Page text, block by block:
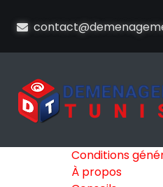
Conditions
À propos